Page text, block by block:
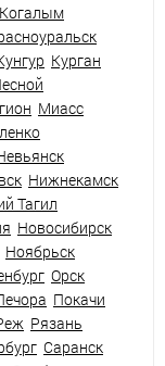
Когалым
Курган
Миасс
Нижнекамск
Тагил
Новосибирск
Ноябрьск
Орск
Покачи
Рязань
Саранск